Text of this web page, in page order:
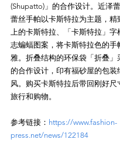
(Shupatto)」的合作设计。近泽
蕾丝手帕以卡斯特拉为主题，精
上的卡斯特拉、「卡斯特拉」字
志蝙蝠图案，将卡斯特拉色的手
雅。折叠结构的环保袋「折叠」
的合作设计，印有福砂屋的包装
风。购买卡斯特拉后带回刚好尺
参考链接： https://www.fashion-
press.net/news/122184